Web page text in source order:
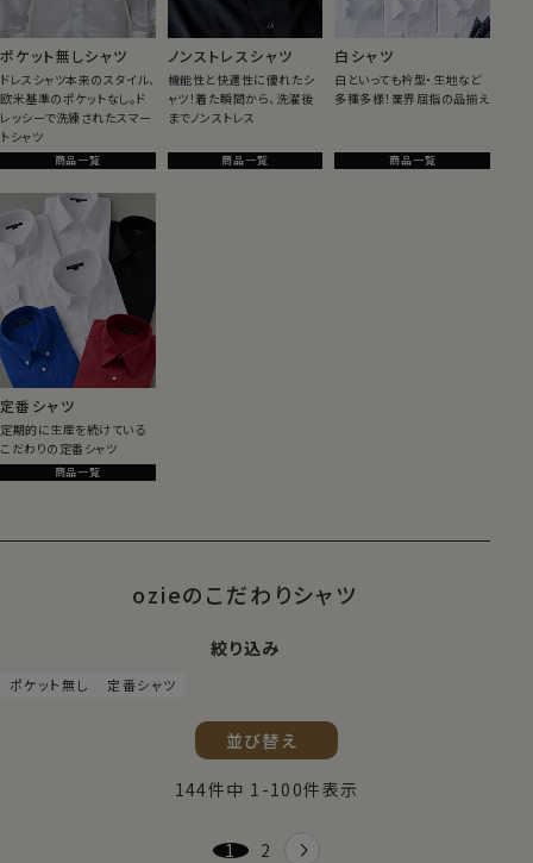
ポケット無しシャツ
ドレスシャツ本来のスタイル、
欧米基準のポケットなし。ド
レッシーで洗練されたスマー
トシャツ
商品一覧
ノンストレスシャツ
機能性と快適性に優れたシ
ャツ！着た瞬間から、洗濯後
までノンストレス
商品一覧
白シャツ
白といっても衿型・生地など
多種多様！業界屈指の品揃え
商品一覧
定番シャツ
定期的に生産を続けている
こだわりの定番シャツ
商品一覧
ozieのこだわりシャツ
絞り込み
ポケット無し 定番シャツ
並び替え
144件中 1 -100件表示
1 2